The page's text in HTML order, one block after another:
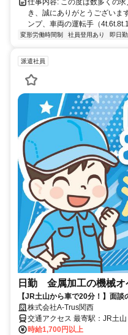
仕事内容: この度は数多くの
き、誠にありがとうございま
ンプ、車両の運転手（
変形労働時間制 社員登用あり 即日
派遣社員
日勤 金属加工の機械オ
【JR土山から車で20分！】面談
株式会社A-Trus関西
時給1,700円以上